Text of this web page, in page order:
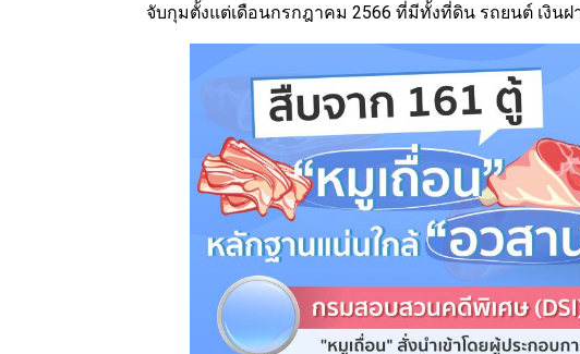
จับกุมตั้งแต่เดือนกรกฎาคม 2566 ที่มีทั้งที่ดิน รถยนต์ เงิ